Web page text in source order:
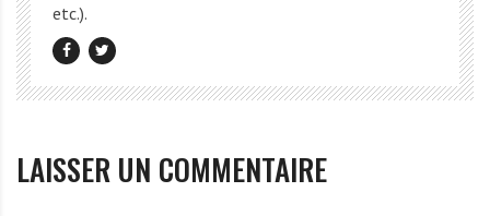
etc.).
LAISSER UN COMMENTAIRE